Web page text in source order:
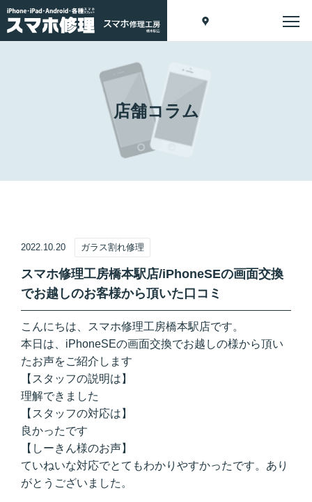
店舗コラム
2022.10.20 ガラス割れ修理
スマホ修理工房橋本駅店/iPhoneSEの画面交換
でお越しのお客様から頂いた口コミ
こんにちは、スマホ修理工房橋本駅店です。
本日は、iPhoneSEの画面交換でお越しの様から頂い
たお声をご紹介します
【スタッフの説明は】
理解できました
【スタッフの対応は】
良かったです
【しーきん様のお声】
ていねいな対応でとてもわかりやすかったです。あり
がとうございました。